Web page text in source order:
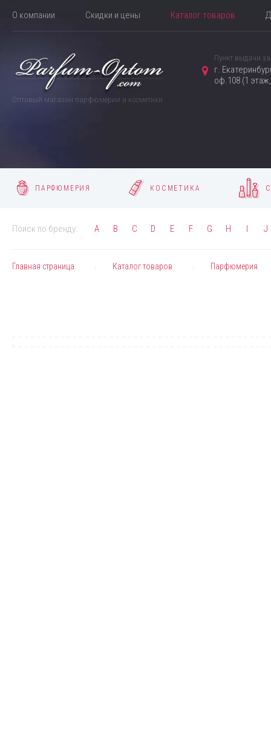
О компании Скидки и цены Каталог товаров
Оптовый магазин парфюмерии и косметики
Пункт выдачи
г.
оф.108 (1
ПАРФЮМЕРИЯ КОСМЕТИКА
Поиск по бренду: A B C D E F G H I J
Главная страница Каталог товаров Парфюмерия